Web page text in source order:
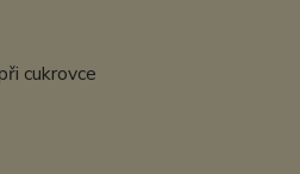
cukrovce